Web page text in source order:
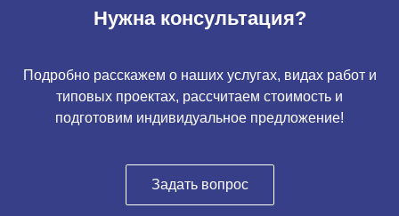
Нужна консультация?
Подробно расскажем о наших услугах, видах работ и
типовых проектах, рассчитаем стоимость и
подготовим индивидуальное предложение!
Задать вопрос